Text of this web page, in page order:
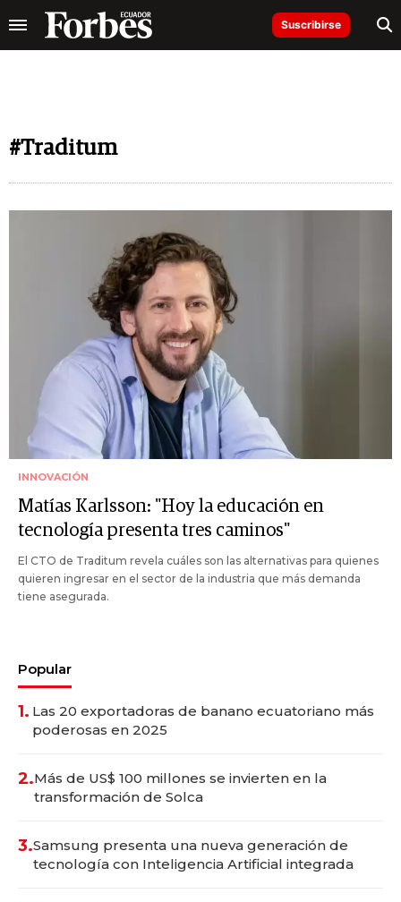
Suscribirse
#Traditum
INNOVACIÓN
Matías Karlsson: "Hoy la educación en
tecnología presenta tres caminos"
El CTO de Traditum revela cuáles son las alternativas para quienes
quieren ingresar en el sector de la industria que más demanda
tiene asegurada.
Popular
1. Las 20 exportadoras de banano ecuatoriano más
poderosas en 2025
2.Más de US$ 100 millones se invierten en la
transformación de Solca
3.Samsung presenta una nueva generación de
tecnología con Inteligencia Artificial integrada